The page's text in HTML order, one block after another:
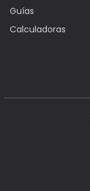
Guías
Calculadoras